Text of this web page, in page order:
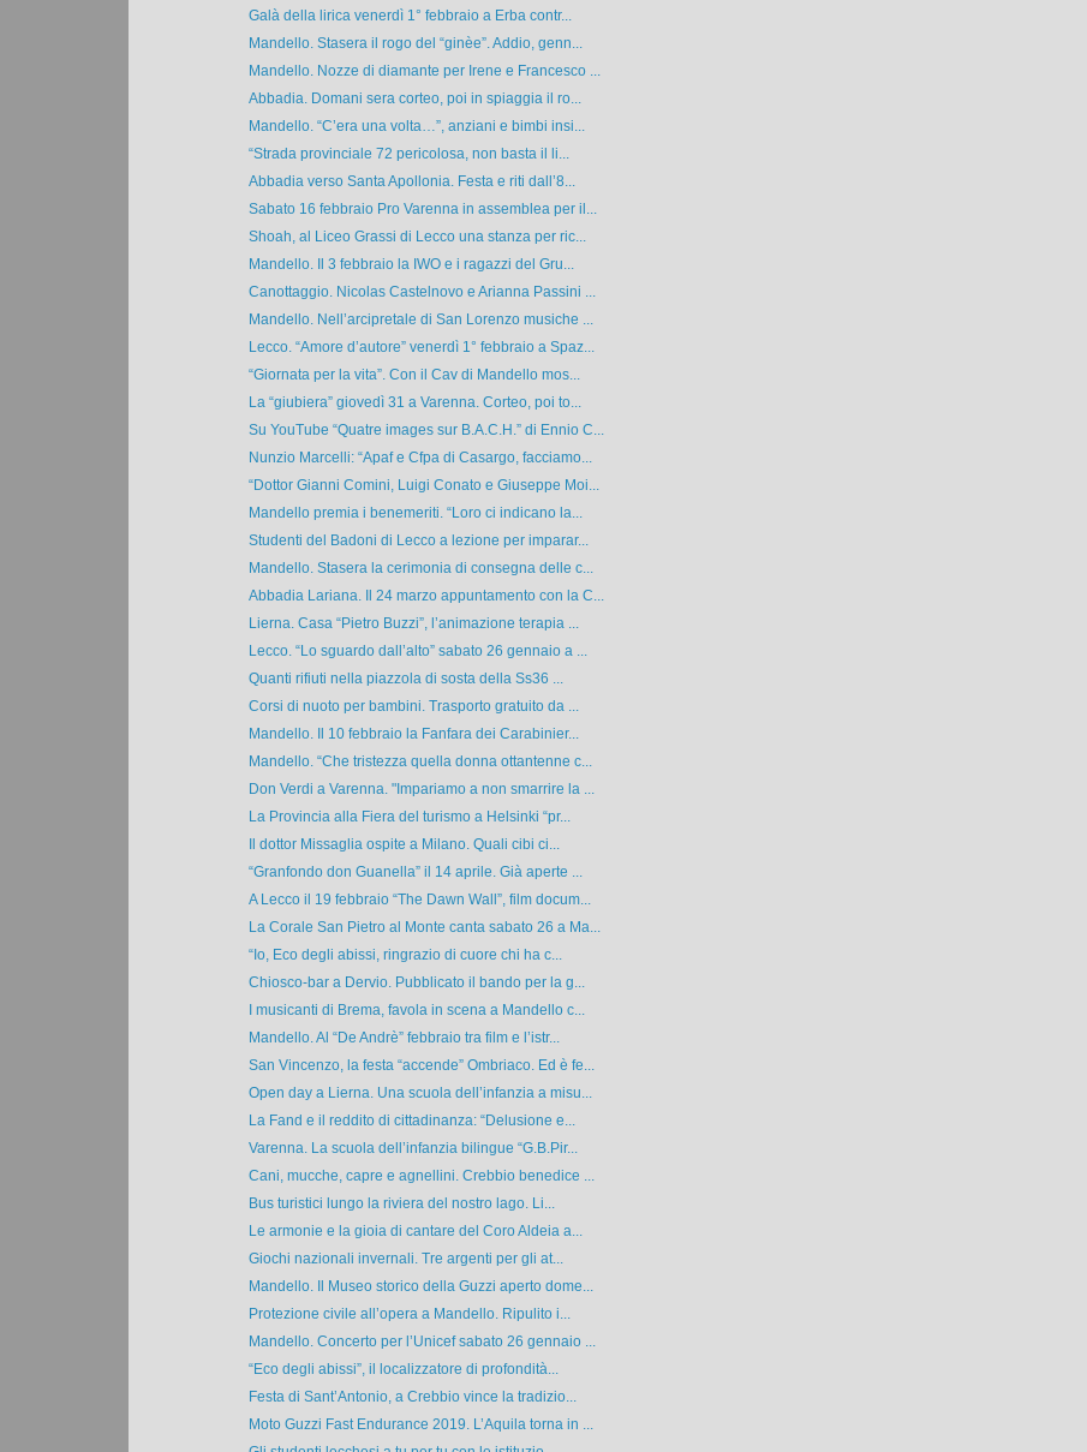
Galà della lirica venerdì 1° febbraio a Erba contr...
Mandello. Stasera il rogo del “ginèe”. Addio, genn...
Mandello. Nozze di diamante per Irene e Francesco ...
Abbadia. Domani sera corteo, poi in spiaggia il ro...
Mandello. “C’era una volta…”, anziani e bimbi insi...
“Strada provinciale 72 pericolosa, non basta il li...
Abbadia verso Santa Apollonia. Festa e riti dall’8...
Sabato 16 febbraio Pro Varenna in assemblea per il...
Shoah, al Liceo Grassi di Lecco una stanza per ric...
Mandello. Il 3 febbraio la IWO e i ragazzi del Gru...
Canottaggio. Nicolas Castelnovo e Arianna Passini ...
Mandello. Nell’arcipretale di San Lorenzo musiche ...
Lecco. “Amore d’autore” venerdì 1° febbraio a Spaz...
“Giornata per la vita”. Con il Cav di Mandello mos...
La “giubiera” giovedì 31 a Varenna. Corteo, poi to...
Su YouTube “Quatre images sur B.A.C.H.” di Ennio C...
Nunzio Marcelli: “Apaf e Cfpa di Casargo, facciamo...
“Dottor Gianni Comini, Luigi Conato e Giuseppe Moi...
Mandello premia i benemeriti. “Loro ci indicano la...
Studenti del Badoni di Lecco a lezione per imparar...
Mandello. Stasera la cerimonia di consegna delle c...
Abbadia Lariana. Il 24 marzo appuntamento con la C...
Lierna. Casa “Pietro Buzzi”, l’animazione terapia ...
Lecco. “Lo sguardo dall’alto” sabato 26 gennaio a ...
Quanti rifiuti nella piazzola di sosta della Ss36 ...
Corsi di nuoto per bambini. Trasporto gratuito da ...
Mandello. Il 10 febbraio la Fanfara dei Carabinier...
Mandello. “Che tristezza quella donna ottantenne c...
Don Verdi a Varenna. "Impariamo a non smarrire la ...
La Provincia alla Fiera del turismo a Helsinki “pr...
Il dottor Missaglia ospite a Milano. Quali cibi ci...
“Granfondo don Guanella” il 14 aprile. Già aperte ...
A Lecco il 19 febbraio “The Dawn Wall”, film docum...
La Corale San Pietro al Monte canta sabato 26 a Ma...
“Io, Eco degli abissi, ringrazio di cuore chi ha c...
Chiosco-bar a Dervio. Pubblicato il bando per la g...
I musicanti di Brema, favola in scena a Mandello c...
Mandello. Al “De Andrè” febbraio tra film e l’istr...
San Vincenzo, la festa “accende” Ombriaco. Ed è fe...
Open day a Lierna. Una scuola dell’infanzia a misu...
La Fand e il reddito di cittadinanza: “Delusione e...
Varenna. La scuola dell’infanzia bilingue “G.B.Pir...
Cani, mucche, capre e agnellini. Crebbio benedice ...
Bus turistici lungo la riviera del nostro lago. Li...
Le armonie e la gioia di cantare del Coro Aldeia a...
Giochi nazionali invernali. Tre argenti per gli at...
Mandello. Il Museo storico della Guzzi aperto dome...
Protezione civile all’opera a Mandello. Ripulito i...
Mandello. Concerto per l’Unicef sabato 26 gennaio ...
“Eco degli abissi”, il localizzatore di profondità...
Festa di Sant’Antonio, a Crebbio vince la tradizio...
Moto Guzzi Fast Endurance 2019. L’Aquila torna in ...